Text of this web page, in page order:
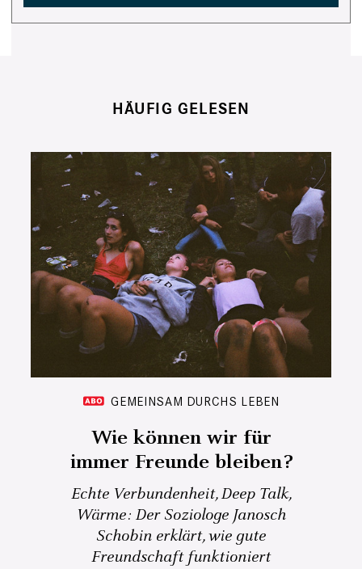
HÄUFIG GELESEN
GEMEINSAM DURCHS LEBEN
Wie können wir für
immer Freunde bleiben?
Echte Verbundenheit, Deep Talk,
Wärme: Der Soziologe Janosch
Schobin erklärt, wie gute
Freundschaft funktioniert